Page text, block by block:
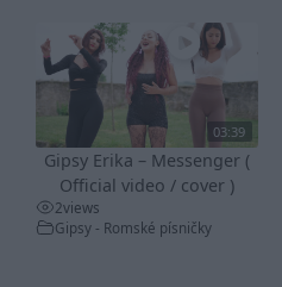
03:39
Gipsy Erika – Messenger (
Official video / cover )
2views
Gipsy - Romské písničky